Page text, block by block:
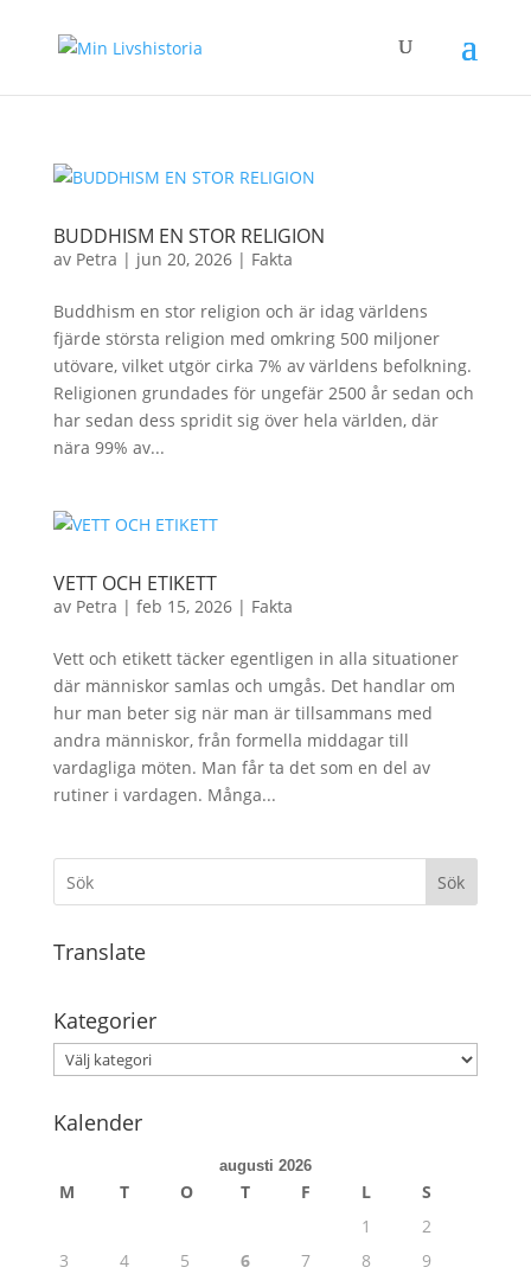
BUDDHISM EN STOR RELIGION
av Petra | jun 20, 2026| Fakta
Buddhism en stor religion och är idag världens
fjärde största religion med omkring 500 miljoner
utövare, vilket utgör cirka 7% av världens befolkning.
Religionen grundades för ungefär 2500 år sedan och
har sedan dess spridit sig över hela världen, där
nära 99% av...
VETT OCH ETIKETT
av Petra | feb 15, 2026| Fakta
Vett och etikett täcker egentligen in alla situationer
där människor samlas och umgås. Det handlar om
hur man beter sig när man är tillsammans med
andra människor, från formella middagar till
vardagliga möten. Man får ta det som en del av
rutiner i vardagen. Många...
Sök
Translate
Kategorier
Kategorier
Kalender
augusti 2026
M T O T F L
S
1
2
3
4 5 6 7 8
9